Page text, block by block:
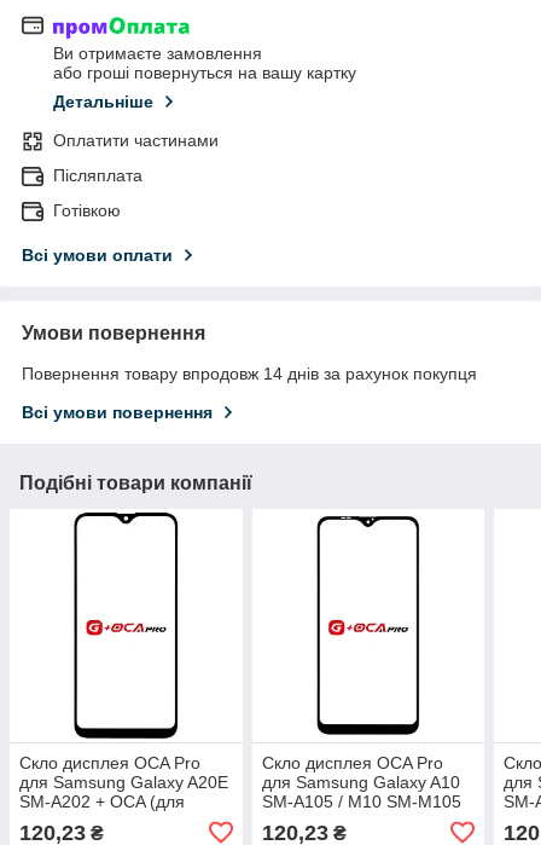
Ви отримаєте замовлення
або гроші повернуться на вашу картку
Детальніше
Оплатити частинами
Післяплата
Готівкою
Всі умови оплати
Умови повернення
Повернення товару впродовж 14 днів за рахунок покупця
Всі умови повернення
Подібні товари компанії
Скло дисплея OCA Pro
для Samsung Galaxy A20E
SM-A202 + OCA (для
120,23 ₴
Скло дисплея OCA Pro
для Samsung Galaxy A10
SM-A105 / M10 SM-M105
переклеювання)
120,23₴
для
SM-